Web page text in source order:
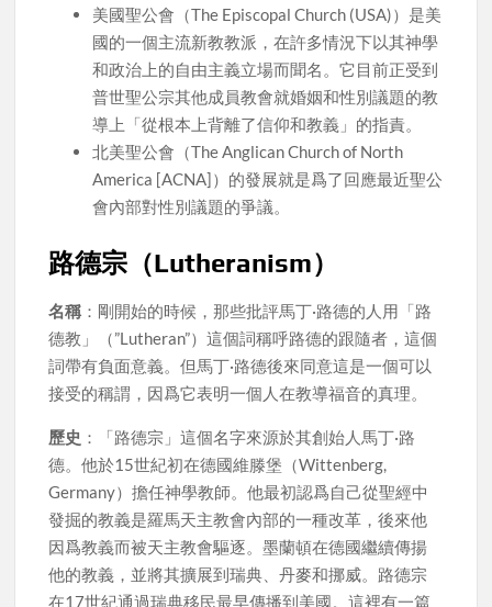
美國聖公會（The Episcopal Church (USA)）是美
國的一個主流新教教派，在許多情況下以其神學
和政治上的自由主義立場而聞名。它目前正受到
普世聖公宗其他成員教會就婚姻和性別議題的教
導上「從根本上背離了信仰和教義」的指責。
北美聖公會（The Anglican Church of North
America [ACNA]）的發展就是爲了回應最近聖公
會內部對性別議題的爭議。
路德宗（Lutheranism）
名稱 ：剛開始的時候，那些批評馬丁·路德的人用「路
德教」（”Lutheran”）這個詞稱呼路德的跟隨者，這個
詞帶有負面意義。但馬丁·路德後來同意這是一個可以
接受的稱謂，因爲它表明一個人在教導福音的真理。
歷史 ：「路德宗」這個名字來源於其創始人馬丁·路
德。他於15世紀初在德國維滕堡（Wittenberg,
Germany）擔任神學教師。他最初認爲自己從聖經中
發掘的教義是羅馬天主教會內部的一種改革，後來他
因爲教義而被天主教會驅逐。墨蘭頓在德國繼續傳揚
他的教義，並將其擴展到瑞典、丹麥和挪威。路德宗
在17世紀通過瑞典移民最早傳播到美國。這裡有一篇